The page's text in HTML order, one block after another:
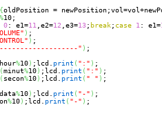
{oldPosition =
%10;
0: e1=11 ,e2=12 ,e3=13; break; case 1 : e1=
) ;
) ;
" ) ;
hour%10) ;lcd. print ( ":" ) ;
(minut%10) ;lcd. print ( ":" ) ;
( secon%10) ;lcd. print ( " " ) ;
data%10) ;lcd. print ( "-" ) ;
%10) ;lcd. print ( "-" ) ;